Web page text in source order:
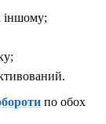
іншому;
по обох